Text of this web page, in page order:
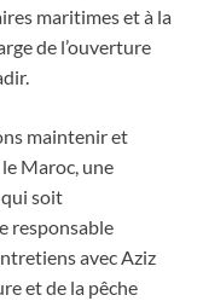
maritimes et à la
de l’ouverture
maintenir et
Maroc, une
soit
responsable
avec Aziz
et de la pêche